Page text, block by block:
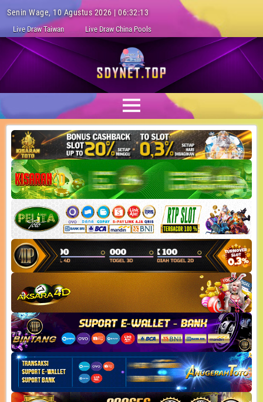
Senin Wage, 10 Agustus 2026 | 06:32:14
Live Draw Taiwan Live Draw China Pools